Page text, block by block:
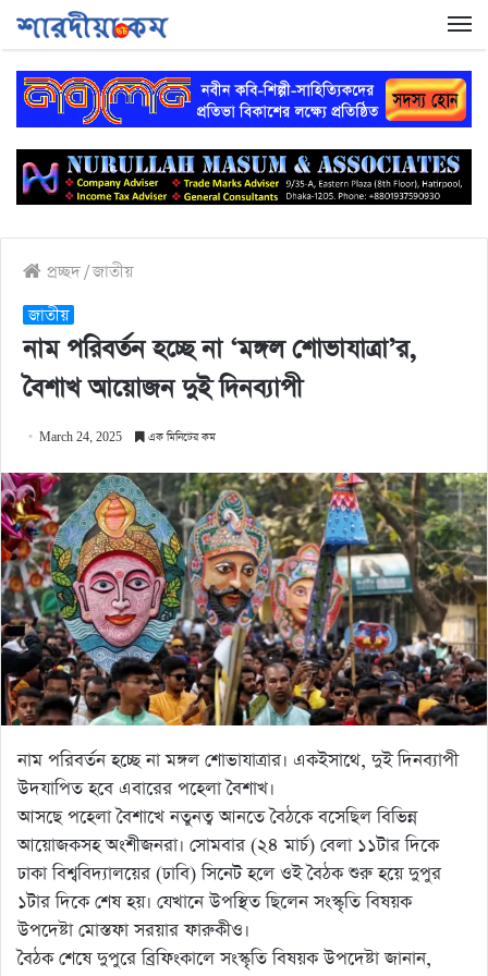
প্রচ্ছদ/জাতীয়
জাতীয়
নাম পরিবর্তন হচ্ছে না ‘মঙ্গল শোভাযাত্রা’র,
বৈশাখ আয়োজন দুই দিনব্যাপী
March 24, 2025 এক মিনিটের কম
নাম পরিবর্তন হচ্ছে না মঙ্গল শোভাযাত্রার। একইসাথে, দুই দিনব্যাপী
উদযাপিত হবে এবারের পহেলা বৈশাখ।
আসছে পহেলা বৈশাখে নতুনত্ব আনতে বৈঠকে বসেছিল বিভিন্ন
আয়োজকসহ অংশীজনরা। সোমবার (২৪ মার্চ) বেলা ১১টার দিকে
ঢাকা বিশ্ববিদ্যালয়ের (ঢাবি) সিনেট হলে ওই বৈঠক শুরু হয়ে দুপুর
১টার দিকে শেষ হয়। যেখানে উপস্থিত ছিলেন সংস্কৃতি বিষয়ক
উপদেষ্টা মোস্তফা সরয়ার ফারুকীও।
বৈঠক শেষে দুপুরে ব্রিফিংকালে সংস্কৃতি বিষয়ক উপদেষ্টা জানান,